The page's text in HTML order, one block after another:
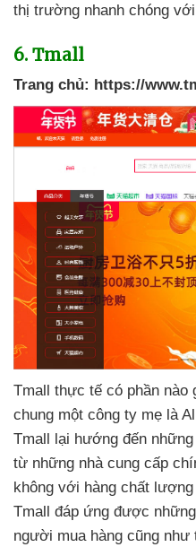
thị trường nhanh chóng với
6. Tmall
Trang chủ: https://
Tmall thực tế có phần nào
chung một công ty mẹ là
Tmall lại hướng đến
từ những nhà cung cấp
không với hàng chất lượng
Tmall đáp ứng được
người mua hàng cũng như